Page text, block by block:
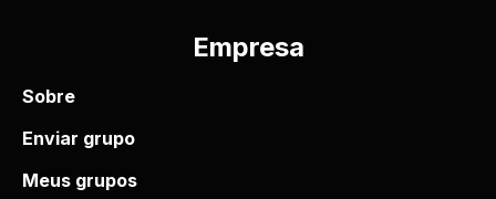
Empresa
Sobre
Enviar grupo
Meus grupos